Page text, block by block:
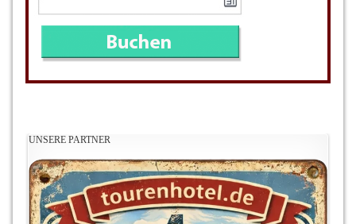
UNSERE PARTNER